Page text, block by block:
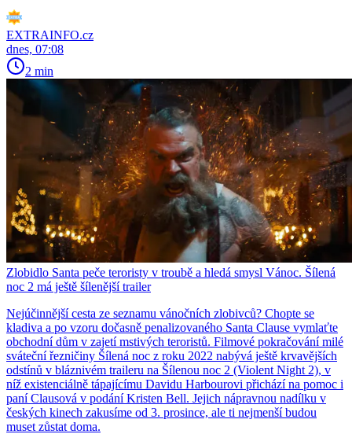
EXTRAINFO.cz
dnes, 07:08
2 min
Zlobidlo Santa peče teroristy v troubě a hledá smysl Vánoc. Šílená
noc 2 má ještě šílenější trailer
Nejúčinnější cesta ze seznamu vánočních zlobivců? Chopte se
kladiva a po vzoru dočasně penalizovaného Santa Clause vymlaťte
obchodní dům v zajetí mstivých teroristů. Filmové pokračování milé
sváteční řezničiny Šílená noc z roku 2022 nabývá ještě krvavějších
odstínů v bláznivém traileru na Šílenou noc 2 (Violent Night 2), v
níž existenciálně tápajícímu Davidu Harbourovi přichází na pomoc i
paní Clausová v podání Kristen Bell. Jejich nápravnou nadílku v
českých kinech zakusíme od 3. prosince, ale ti nejmenší budou
muset zůstat doma.